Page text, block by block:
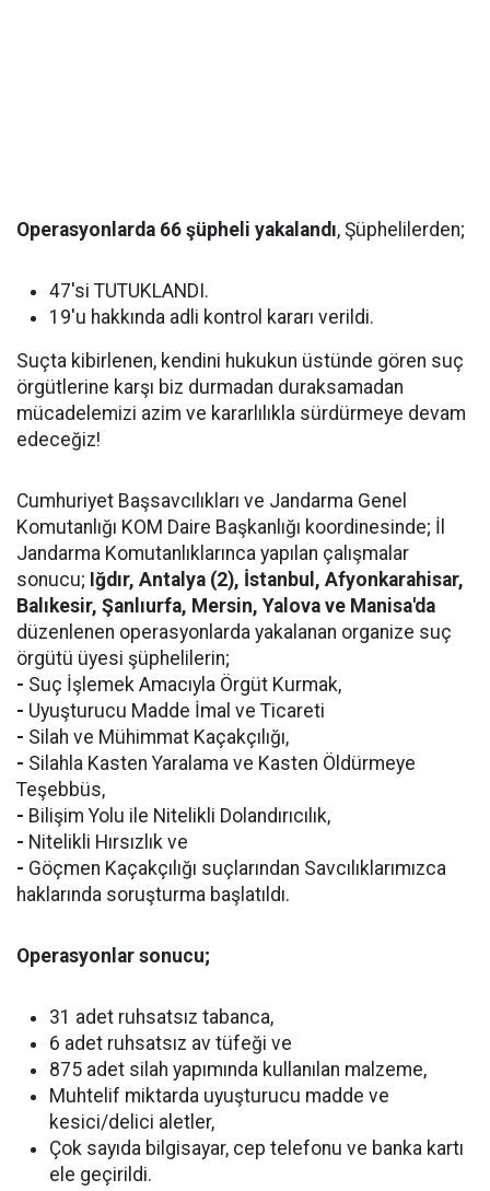
Operasyonlarda 66 şüpheli yakalandı, Şüphelilerden;
47'si TUTUKLANDI.
19'u hakkında adli kontrol kararı verildi.
Suçta kibirlenen, kendini hukukun üstünde gören suç
örgütlerine karşı biz durmadan duraksamadan
mücadelemizi azim ve kararlılıkla sürdürmeye devam
edeceğiz!
Cumhuriyet Başsavcılıkları ve Jandarma Genel
Komutanlığı KOM Daire Başkanlığı koordinesinde; İl
Jandarma Komutanlıklarınca yapılan çalışmalar
sonucu; Iğdır, Antalya (2), İstanbul, Afyonkarahisar,
Balıkesir, Şanlıurfa, Mersin, Yalova ve Manisa'da
düzenlenen operasyonlarda yakalanan organize suç
örgütü üyesi şüphelilerin;
- Suç İşlemek Amacıyla Örgüt Kurmak,
- Uyuşturucu Madde İmal ve Ticareti
- Silah ve Mühimmat Kaçakçılığı,
- Silahla Kasten Yaralama ve Kasten Öldürmeye
Teşebbüs,
- Bilişim Yolu ile Nitelikli Dolandırıcılık,
- Nitelikli Hırsızlık ve
- Göçmen Kaçakçılığı suçlarından Savcılıklarımızca
haklarında soruşturma başlatıldı.
Operasyonlar sonucu;
31 adet ruhsatsız tabanca,
6 adet ruhsatsız av tüfeği ve
875 adet silah yapımında kullanılan malzeme,
Muhtelif miktarda uyuşturucu madde ve
kesici/delici aletler,
Çok sayıda bilgisayar, cep telefonu ve banka kartı
ele geçirildi.